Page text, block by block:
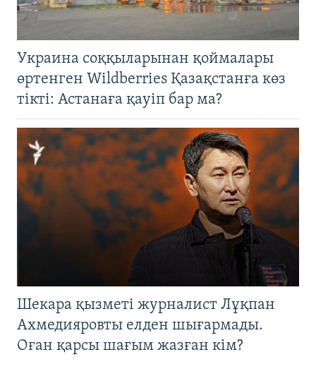
Украина соққыларынан қоймалары
өртенген Wildberries Қазақстанға көз
тікті: Астанаға қауіп бар ма?
Шекара қызметі журналист Лұқпан
Ахмедияровты елден шығармады.
Оған қарсы шағым жазған кім?